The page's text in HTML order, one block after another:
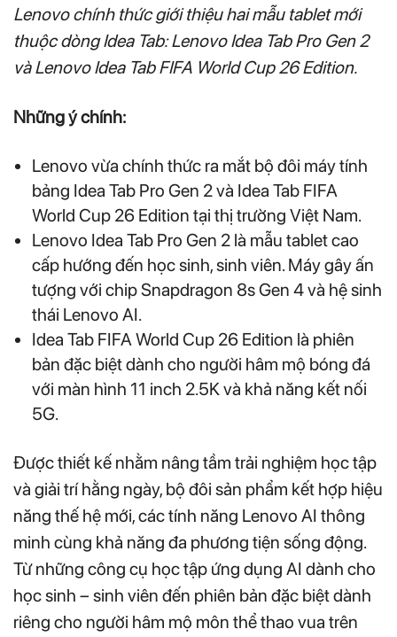
Lenovo chính thức giới thiệu hai mẫu tablet mới
thuộc dòng Idea Tab: Lenovo Idea Tab Pro Gen 2
và Lenovo Idea Tab FIFA World Cup 26 Edition.
Những ý chính:
Lenovo vừa chính thức ra mắt bộ đôi máy tính
bảng Idea Tab Pro Gen 2 và Idea Tab FIFA
World Cup 26 Edition tại thị trường Việt Nam.
Lenovo Idea Tab Pro Gen 2 là mẫu tablet cao
cấp hướng đến học sinh, sinh viên. Máy gây ấn
tượng với chip Snapdragon 8s Gen 4 và hệ sinh
thái Lenovo AI.
Idea Tab FIFA World Cup 26 Edition là phiên
bản đặc biệt dành cho người hâm mộ bóng đá
với màn hình 11 inch 2.5K và khả năng kết nối
5G.
Được thiết kế nhằm nâng tầm trải nghiệm học tập
và giải trí hằng ngày, bộ đôi sản phẩm kết hợp hiệu
năng thế hệ mới, các tính năng Lenovo AI thông
minh cùng khả năng đa phương tiện sống động.
Từ những công cụ học tập ứng dụng AI dành cho
học sinh – sinh viên đến phiên bản đặc biệt dành
riêng cho người hâm mộ môn thể thao vua trên